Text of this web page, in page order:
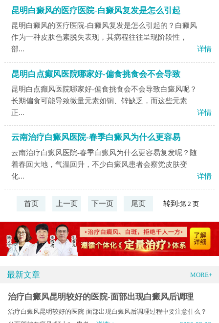
昆明白癜风的医疗医院-白癜风复发是怎么引起
昆明白癜风的医疗医院-白癜风复发是怎么引起的？白癜风
作为一种皮肤色素脱失表现，其病程往往呈现阶段性，
部...
详情
昆明白点癫风医院哪家好-偏食挑食会不会导致
昆明白点癫风医院哪家好-偏食挑食会不会导致白癜风呢？
长期偏食可能导致微量元素如铜、锌缺乏，而这些元素
正...
详情
云南治疗白癜风医院-春季白癜风为什么更容易
云南治疗白癜风医院-春季白癜风为什么更容易复发呢？随
着春回大地，气温回升，不少白癜风患者会察觉皮肤变
化...
详情
首页 上一页 下一页 尾页 转到:
最新文章 MORE+
治疗白癜风昆明较好的医院-面部出现白癜风后调理
治疗白癜风昆明较好的医院-面部出现白癜风后调理过程中要注意什么？